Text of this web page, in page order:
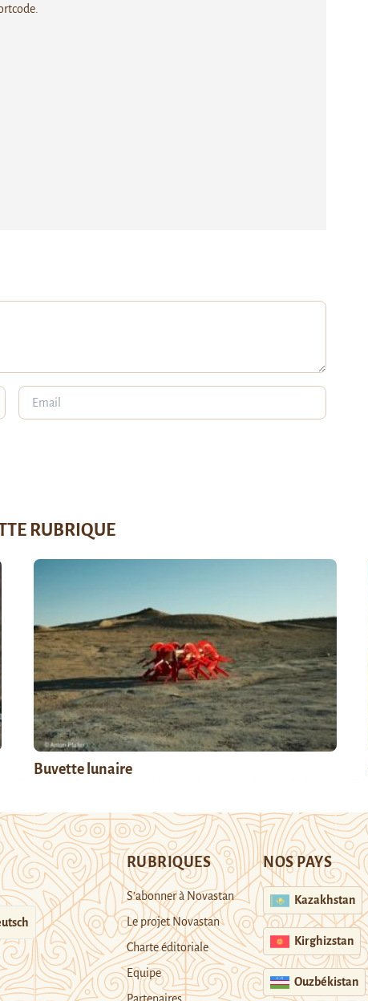
RUBRIQUE
Buvette lunaire
RUBRIQUES
S’abonner à Novastan
Le projet Novastan
Charte éditoriale
Equipe
Partenaires
NOS PAYS
Kazakhstan
Kirghizstan
Ouzbékistan